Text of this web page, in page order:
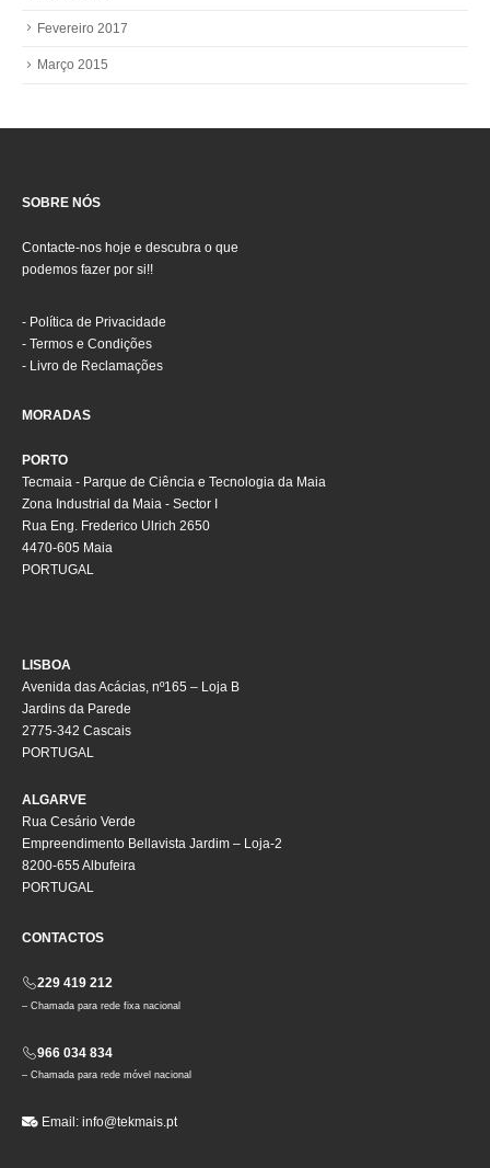
Fevereiro 2017
Março 2015
SOBRE NÓS
Contacte-nos hoje e descubra o que
podemos fazer por si!!
- Política de Privacidade
- Termos e Condições
- Livro de Reclamações
MORADAS
PORTO
Tecmaia - Parque de Ciência e Tecnologia da Maia
Zona Industrial da Maia - Sector I
Rua Eng. Frederico Ulrich 2650
4470-605 Maia
PORTUGAL
LISBOA
Avenida das Acácias, nº165 – Loja B
Jardins da Parede
2775-342 Cascais
PORTUGAL
ALGARVE
Rua Cesário Verde
Empreendimento Bellavista Jardim – Loja-2
8200-655 Albufeira
PORTUGAL
CONTACTOS
229 419 212
– Chamada para rede fixa nacional
966 034 834
– Chamada para rede móvel nacional
Email: info@tekmais.pt